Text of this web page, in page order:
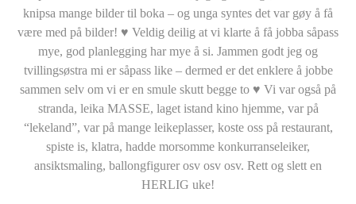
knipsa mange bilder til boka – og unga syntes det var gøy å få
være med på bilder! ♥ Veldig deilig at vi klarte å få jobba såpass
mye, god planlegging har mye å si. Jammen godt jeg og
tvillingsøstra mi er såpass like – dermed er det enklere å jobbe
sammen selv om vi er en smule skutt begge to ♥ Vi var også på
stranda, leika MASSE, laget istand kino hjemme, var på
“lekeland”, var på mange leikeplasser, koste oss på restaurant,
spiste is, klatra, hadde morsomme konkurranseleiker,
ansiktsmaling, ballongfigurer osv osv osv. Rett og slett en
HERLIG uke!